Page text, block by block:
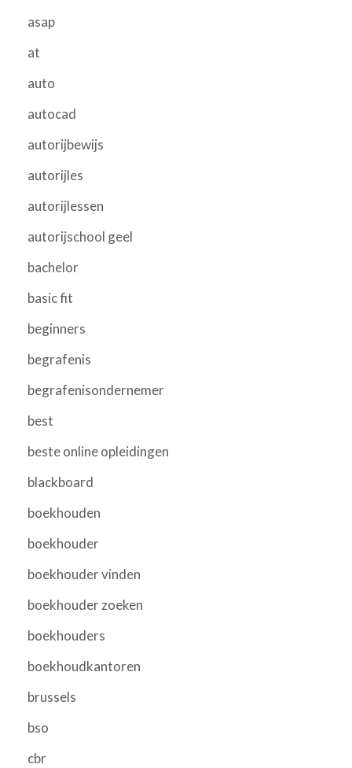
asap
at
auto
autocad
autorijbewijs
autorijles
autorijlessen
autorijschool geel
bachelor
basic fit
beginners
begrafenis
begrafenisondernemer
best
beste online opleidingen
blackboard
boekhouden
boekhouder
boekhouder vinden
boekhouder zoeken
boekhouders
boekhoudkantoren
brussels
bso
cbr